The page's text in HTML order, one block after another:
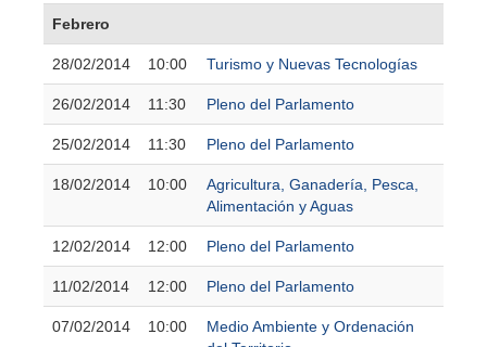
Febrero
28/02/2014 10:00 Turismo y Nuevas Tecnologías
26/02/2014 11:30 Pleno del Parlamento
25/02/2014 11:30 Pleno del Parlamento
18/02/2014 10:00
Agricultura, Ganadería, Pesca,
Alimentación y Aguas
12/02/2014 12:00 Pleno del Parlamento
11/02/2014 12:00 Pleno del Parlamento
07/02/2014 10:00
Medio Ambiente y Ordenación